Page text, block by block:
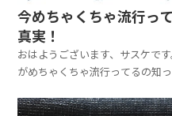
今めちゃくちゃ流行っ
真実！
おはようございます、サスケで
がめちゃくちゃ流行ってるの知
1個は普通のフルの動画。実際